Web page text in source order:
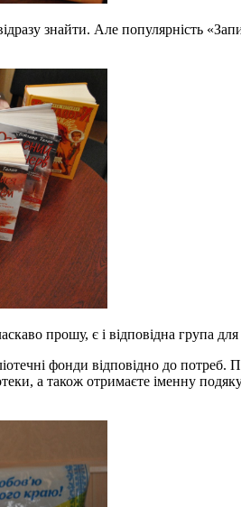
знайти. Але популярність
прошу, є і відповідна група
фонди відповідно до потреб.
а також отримаєте іменну